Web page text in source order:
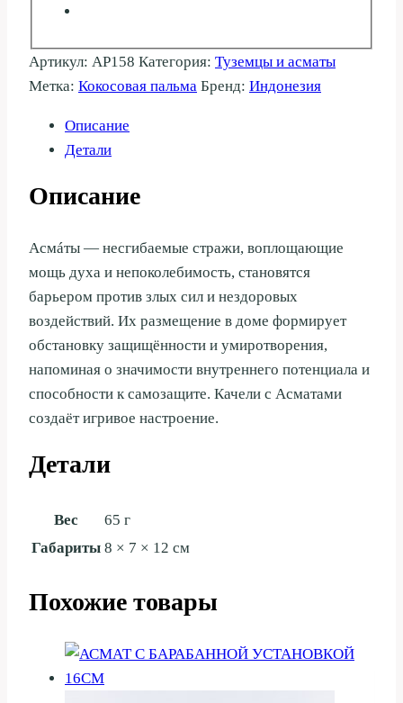
Артикул: AP158 Категория: Туземцы и асматы
Метка: Кокосовая пальма Бренд: Индонезия
Описание
Детали
Описание
Асмáты — несгибаемые стражи, воплощающие
мощь духа и непоколебимость, становятся
барьером против злых сил и нездоровых
воздействий. Их размещение в доме формирует
обстановку защищённости и умиротворения,
напоминая о значимости внутреннего потенциала и
способности к самозащите. Качели с Асматами
создаёт игривое настроение.
Детали
Вес
65 г
Габариты 8 × 7 × 12 см
Похожие товары